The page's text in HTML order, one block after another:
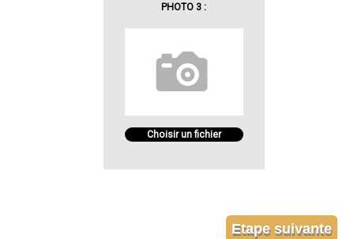
PHOTO 3 :
Choisir un fichier